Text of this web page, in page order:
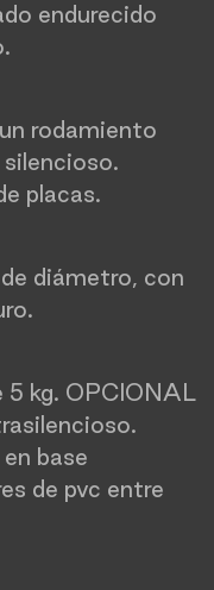
endurecido
rodamiento
placas.
diámetro, con
5 kg. OPCIONAL
base
de pvc entre